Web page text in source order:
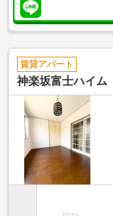
賃貸アパート
神楽坂富士ハイム